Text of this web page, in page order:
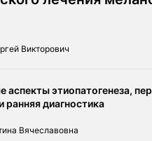
Викторович
аспекты этиопатогенеза,
ранняя диагностика
Вячеславовна